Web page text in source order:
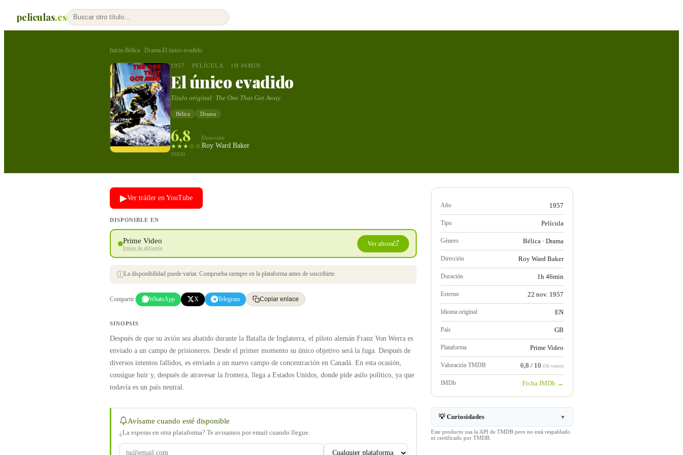
peliculas.es
Inicio›Bélica · Drama›El único evadido
1957 PELÍCULA 1H 46MIN
El único evadido
Título original: The One That Got Away
Bélica Drama
6,8
★★★☆☆
TMDB
Dirección
Roy Ward Baker
▶Ver tráiler en YouTube
DISPONIBLE EN
Prime Video
Enlace de afiliación
Ver ahora
La disponibilidad puede variar. Comprueba siempre en la plataforma antes de suscribirte.
Compartir: WhatsApp X Telegram Copiar enlace
SINOPSIS
Después de que su avión sea abatido durante la Batalla de Inglaterra, el piloto alemán Franz Von Werra es
enviado a un campo de prisioneros. Desde el primer momento su único objetivo será la fuga. Después de
diversos intentos fallidos, es enviado a un nuevo campo de concentración en Canadá. En esta ocasión,
consigue huir y, después de atravesar la frontera, llega a Estados Unidos, donde pide asilo político, ya que
todavía es un país neutral.
Avísame cuando esté disponible
¿La esperas en otra plataforma? Te avisamos por email cuando llegue.
Año 1957
Tipo Película
Género Bélica · Drama
Dirección Roy Ward Baker
Duración 1h 46min
Estreno 22 nov. 1957
Idioma original EN
País GB
Plataforma Prime Video
Valoración TMDB 6,8 / 10 (56 votos)
IMDb Ficha IMDb →
💡 Curiosidades ▼
Este producto usa la API de TMDB pero no está respaldado
ni certificado por TMDB.